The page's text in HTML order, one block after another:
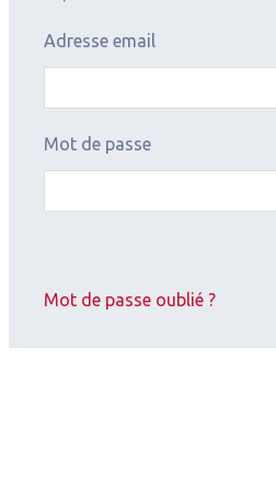
Adresse email
Mot de passe
Mot de passe oublié ?